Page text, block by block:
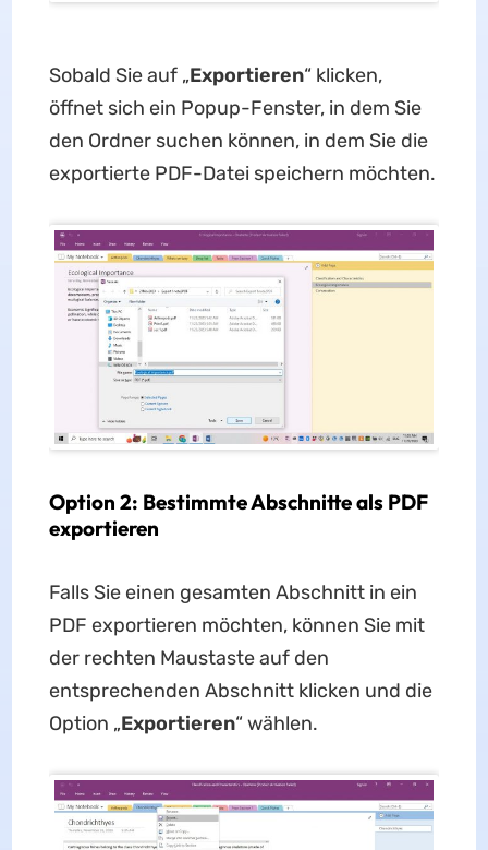
Sobald Sie auf „Exportieren“ klicken,
öffnet sich ein Popup-Fenster, in dem Sie
den Ordner suchen können, in dem Sie die
exportierte PDF-Datei speichern möchten.
Option 2: Bestimmte Abschnitte als PDF
exportieren
Falls Sie einen gesamten Abschnitt in ein
PDF exportieren möchten, können Sie mit
der rechten Maustaste auf den
entsprechenden Abschnitt klicken und die
Option „Exportieren“ wählen.